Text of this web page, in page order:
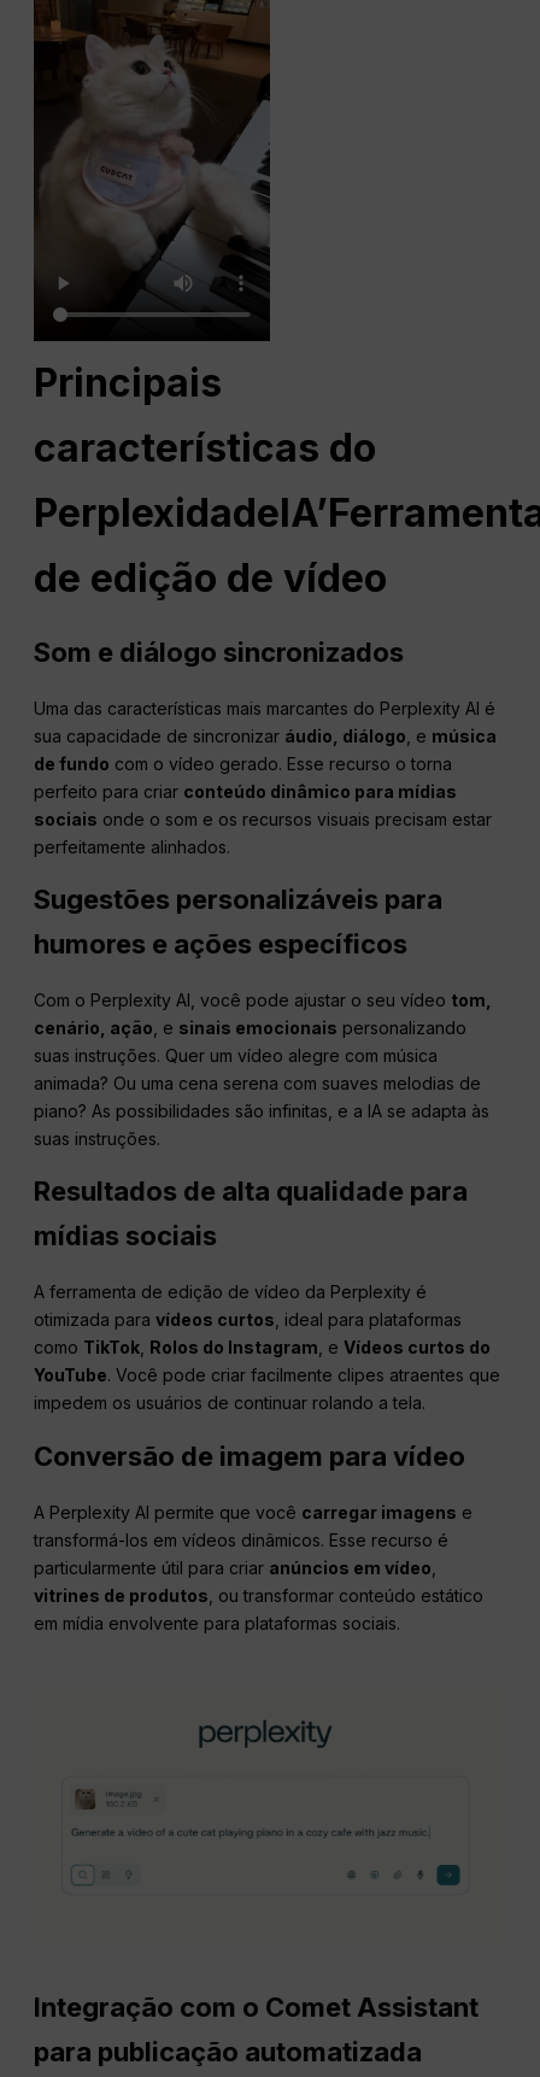
Principais
características do
PerplexidadeIA
de edição de vídeo
Som e diálogo sincronizados
Uma das características mais marcantes do Perplexity AI é
sua capacidade de sincronizar áudio, diálogo , e música
de fundo com o vídeo gerado. Esse recurso o torna
perfeito para criar conteúdo dinâmico para mídias
sociais onde o som e os recursos visuais precisam estar
perfeitamente alinhados.
Sugestões personalizáveis para
humores e ações específicos
Com o Perplexity AI, você pode ajustar o seu vídeo tom,
cenário, ação , e sinais emocionais personalizando
suas instruções. Quer um vídeo alegre com música
animada? Ou uma cena serena com suaves melodias de
piano? As possibilidades são infinitas, e a IA se adapta às
suas instruções.
Resultados de alta qualidade para
mídias sociais
A ferramenta de edição de vídeo da Perplexity é
otimizada paravídeos curtos, ideal para plataformas
como TikTok, Rolos do Instagram, eVídeos curtos do
YouTube. Você pode criar facilmente clipes atraentes que
impedem os usuários de continuar rolando a tela.
Conversão de imagem para vídeo
A Perplexity AI permite que você carregar imagens e
transformá-los em vídeos dinâmicos. Esse recurso é
particularmente útil para criar anúncios em vídeo
vitrines de produtos , ou transformar conteúdo estático
em mídia envolvente para plataformas sociais.
Integração com o Comet Assistant
para publicação automatizada